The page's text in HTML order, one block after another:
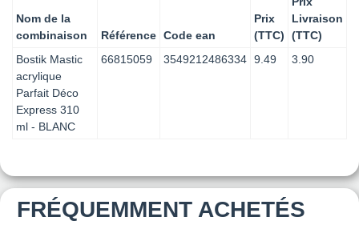
Nom de la
combinaison
Référence Code ean
Prix
(TTC)
Livraison
(TTC)
Bostik Mastic
acrylique
Parfait Déco
Express 310
ml - BLANC
66815059 3549212486334 9.49 3.90
FRÉQUEMMENT ACHETÉS